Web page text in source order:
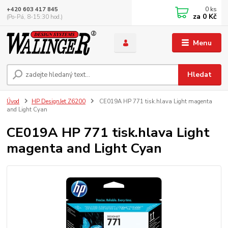
Menu
Hledat
+420 603 417 845
(Po-Pá, 8-15:30 hod.)
0 ks
za 0 Kč
Úvod HP DesignJet Z6200
CE019A HP 771 tisk.hlava Light magenta
and Light Cyan
CE019A HP 771 tisk.hlava Light
magenta and Light Cyan